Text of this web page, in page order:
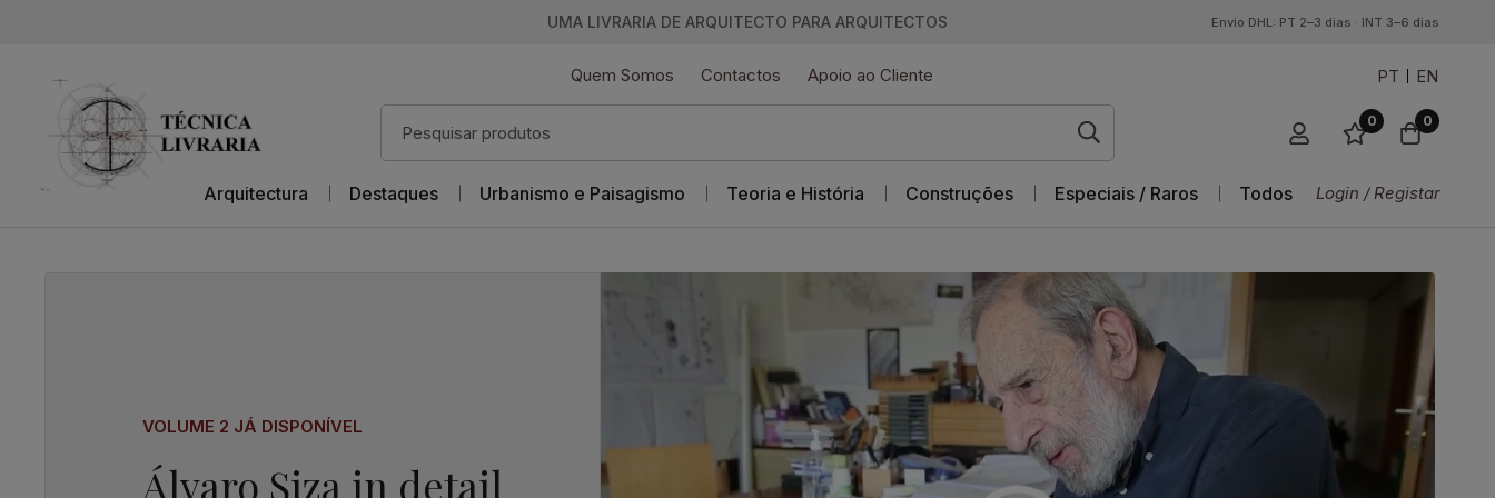
UMA LIVRARIA DE ARQUITECTO PARA ARQUITECTOS Envio DHL: PT 2–3 dias · INT 3–6 dias
Quem Somos Contactos Apoio ao Cliente PT EN
0 0
Arquitectura Destaques Urbanismo e Paisagismo Teoria e História Construções Especiais / Raros Todos Login / Registar
VOLUME 2 JÁ DISPONÍVEL
Álvaro Siza in detail